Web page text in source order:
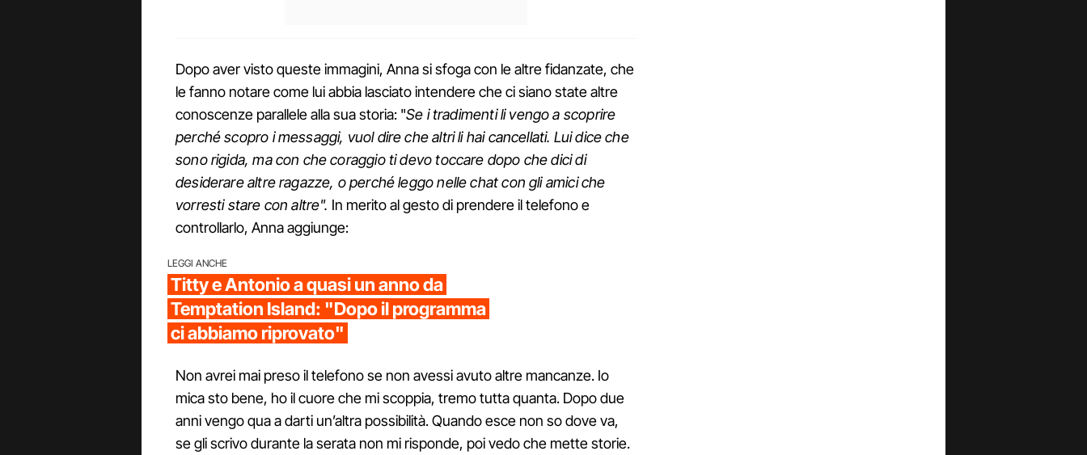
Dopo aver visto queste immagini, Anna si sfoga con le altre fidanzate, che
le fanno notare come lui abbia lasciato intendere che ci siano state altre
conoscenze parallele alla sua storia: "Se i tradimenti li vengo a scoprire
perché scopro i messaggi, vuol dire che altri li hai cancellati. Lui dice che
sono rigida, ma con che coraggio ti devo toccare dopo che dici di
desiderare altre ragazze, o perché leggo nelle chat con gli amici che
vorresti stare con altre". In merito al gesto di prendere il telefono e
controllarlo, Anna aggiunge:
LEGGI ANCHE
Titty e Antonio a quasi un anno da
Temptation Island: "Dopo il programma
ci abbiamo riprovato"
Non avrei mai preso il telefono se non avessi avuto altre mancanze. Io
mica sto bene, ho il cuore che mi scoppia, tremo tutta quanta. Dopo due
anni vengo qua a darti un’altra possibilità. Quando esce non so dove va,
se gli scrivo durante la serata non mi risponde, poi vedo che mette storie.